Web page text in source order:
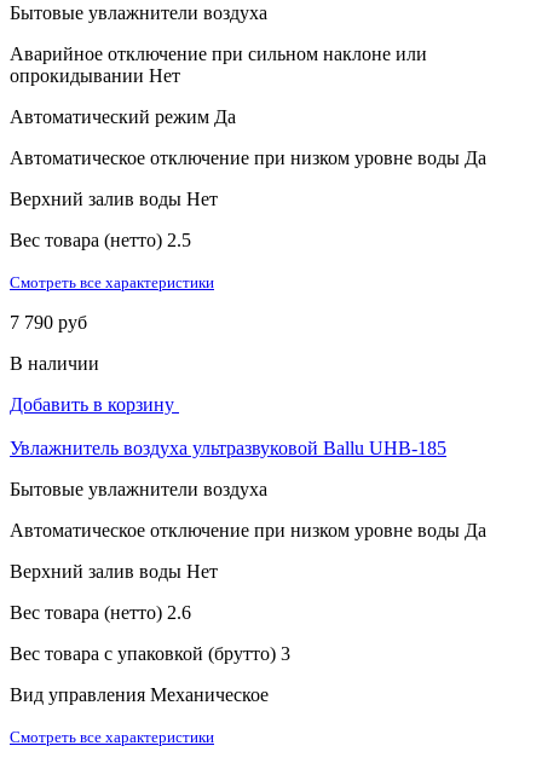
Бытовые увлажнители воздуха
Аварийное отключение при сильном наклоне или
опрокидывании Нет
Автоматический режим Да
Автоматическое отключение при низком уровне воды Да
Верхний залив воды Нет
Вес товара (нетто) 2.5
Смотреть все характеристики
7 790 руб
В наличии
Добавить в корзину
Увлажнитель воздуха ультразвуковой Ballu UHB-185
Бытовые увлажнители воздуха
Автоматическое отключение при низком уровне воды Да
Верхний залив воды Нет
Вес товара (нетто) 2.6
Вес товара с упаковкой (брутто) 3
Вид управления Механическое
Смотреть все характеристики